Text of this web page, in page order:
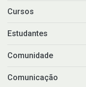
Cursos
Estudantes
Comunidade
Comunicação